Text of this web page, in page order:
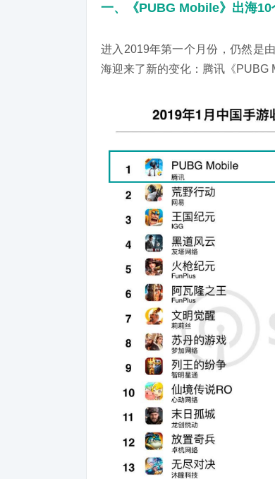
一、《PUBG Mobile》出海
进入2019年第一个月份，仍然是
海迎来了新的变化：腾讯《PUBG